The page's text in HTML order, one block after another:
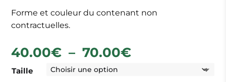
Forme et couleur du contenant non
contractuelles.
40.00€ – 70.00€Plage
Taille